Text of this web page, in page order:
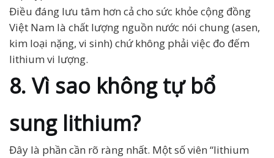
Điều đáng lưu tâm hơn cả cho sức khỏe cộng đồng
Việt Nam là chất lượng nguồn nước nói chung (asen,
kim loại nặng, vi sinh) chứ không phải việc đo đếm
lithium vi lượng.
8. Vì sao không tự bổ
sung lithium?
Đây là phần cần rõ ràng nhất. Một số viên “lithium